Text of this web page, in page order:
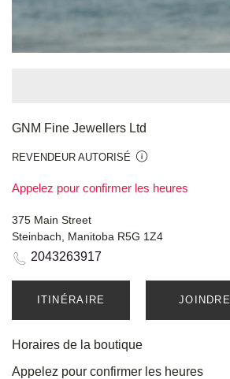
GNM Fine Jewellers Ltd
REVENDEUR AUTORISÉ
Appelez pour confirmer les heures
375 Main Street
Steinbach, Manitoba R5G 1Z4
2043263917
ITINÉRAIRE JOINDRE
Horaires de la boutique
Appelez pour confirmer les heures